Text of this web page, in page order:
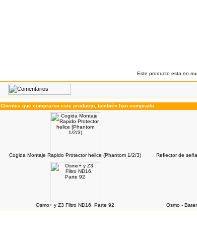
Este producto esta en
Clientes que compraron este producto, también han comprado
Cogida Montaje Rapido Protector helice (Phantom 1/2/3) Reflector de
Osmo+ y Z3 Filtro ND16. Parte 92 Osmo -